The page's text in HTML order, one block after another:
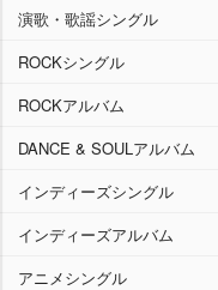
演歌・歌謡シングル
ROCKシングル
ROCKアルバム
DANCE & SOULアルバム
インディーズシングル
インディーズアルバム
アニメシングル